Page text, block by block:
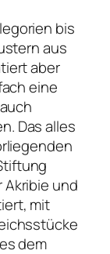
bis
aus
aber
eine
Das alles
und
mit
dem